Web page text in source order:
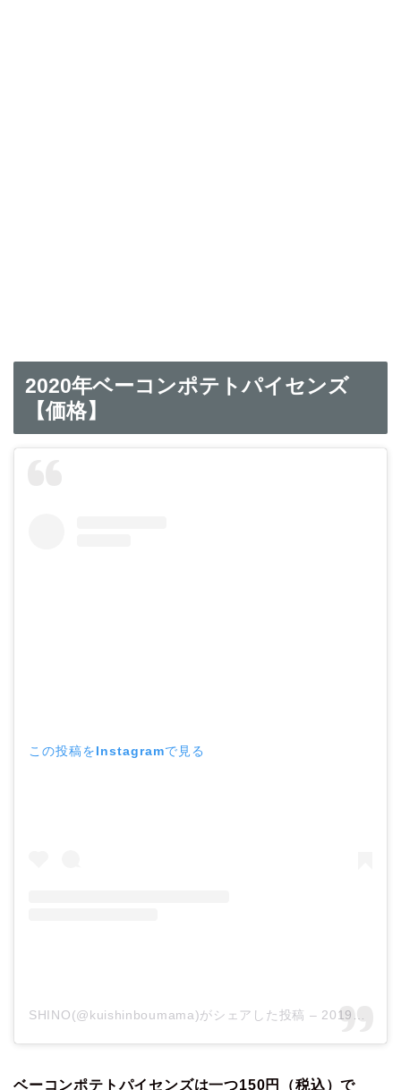
2020年ベーコンポテトパイセンズ
【価格】
この投稿をInstagramで見る
SHINO(@kuishinboumama)がシェアした投稿 – 2019年 4月月10日午後9時11分PDT
ベーコンポテトパイセンズは一つ150円（税込）で